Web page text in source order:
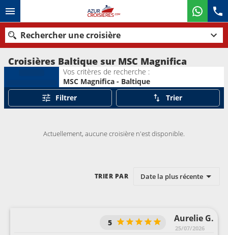
Rechercher une croisière
Nos destinations
Compagnies
Croisières Baltique sur MSC Magnifica
Vos critères de recherche :
MSC Magnifica - Baltique
Filtrer
Trier
Actuellement, aucune croisière n'est disponible.
TRIER PAR Date la plus récente
Aurelie G.
25/07/2026
5